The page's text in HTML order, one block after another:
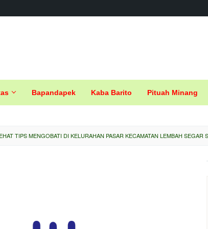
Bapandapek Kaba Barito Pituah Minang
TIPS MENGOBATI DI KELURAHAN PASAR KECAMATAN LEMBAH SEGAR